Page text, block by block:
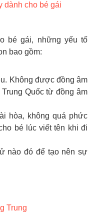
dành cho bé gái
bé gái, những yếu tố
bao gồm:
Không được đồng âm
Quốc từ đồng âm
hòa, không quá phức
bé lúc viết tên khi đi
nào đó để tạo nên sự
Trung